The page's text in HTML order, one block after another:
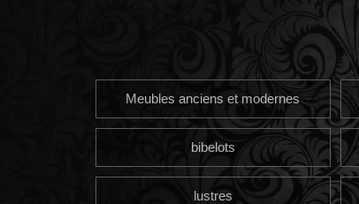
Meubles anciens et modernes
bibelots
lustres